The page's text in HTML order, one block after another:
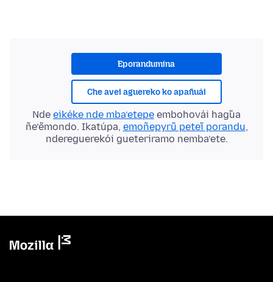
Eporandumína
Che avei aguereko ko apañuái
Nde eikéke nde mba’etepe embohovái hag̃ua
ñe’ẽmondo. Ikatúpa, emoñepyrũ peteĩ porandu,
ndereguerekói gueteriramo nemba’ete.